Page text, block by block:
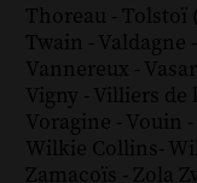
Thoreau - Tolstoï
Twain - Valdagne -
Vannereux -
Vigny - Villiers de
Voragine - Vouin -
Wilkie Collins-
Zamacoïs - Zola